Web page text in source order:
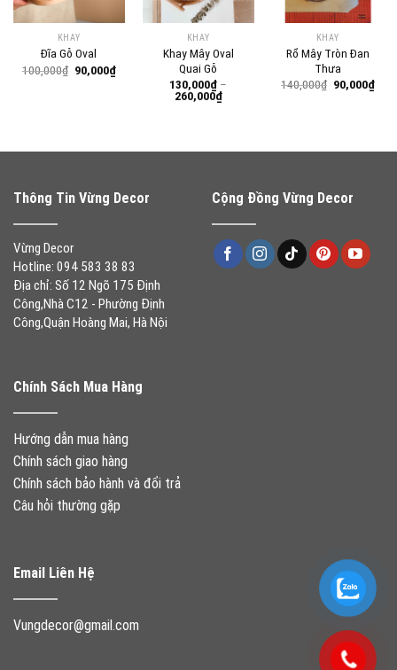
KHAY
Đĩa Gỗ Oval
100,000₫ Giá
gốc
90,000₫Giá
KHAY
Khay Mây Oval
Quai Gỗ
130,000₫ –
260,000₫Khoảng
giá:
260,000₫
KHAY
Rổ Mây Tròn Đan
Thưa
140,000₫ Giá
gốc
90,000₫Giá
hiện
Thông Tin Vừng Decor
Vừng Decor
Hotline: 094 583 38 83
Địa chỉ: Số 12 Ngõ 175 Định
Công,Nhà C12 - Phường Định
Công,Quận Hoàng Mai, Hà Nội
Cộng Đồng Vừng Decor
Chính Sách Mua Hàng
Hướng dẫn mua hàng
Chính sách giao hàng
Chính sách bảo hành và đổi trả
Câu hỏi thường gặp
Email Liên Hệ
Vungdecor@gmail.com